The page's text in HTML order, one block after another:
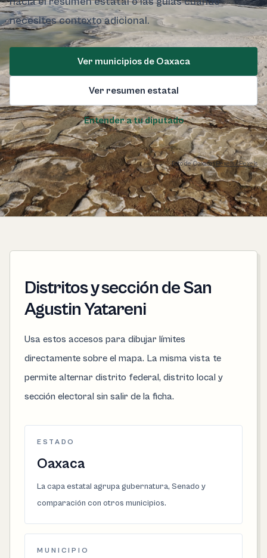
necesites contexto adicional.
Ver municipios de Oaxaca
Ver resumen estatal
Entender a tu diputado
Foto de Oaxaca: Pexels / Pexels
Distritos y sección de San
Agustin Yatareni
Usa estos accesos para dibujar límites
directamente sobre el mapa. La misma vista te
permite alternar distrito federal, distrito local y
sección electoral sin salir de la ficha.
ESTADO
Oaxaca
La capa estatal agrupa gubernatura, Senado y
comparación con otros municipios.
MUNICIPIO